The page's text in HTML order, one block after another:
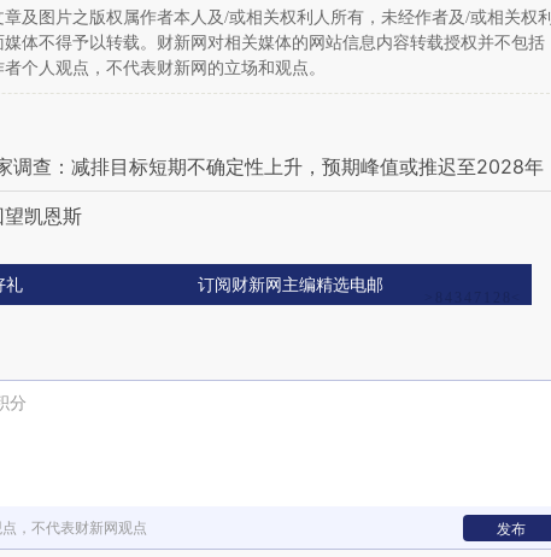
及图片之版权属作者本人及/或相关权利人所有，未经作者及/或相关权利
体不得予以转载。财新网对相关媒体的网站信息内容转载授权并不包括
个人观点，不代表财新网的立场和观点。
调查：减排目标短期不确定性上升，预期峰值或推迟至2028年
凯恩斯
礼 订阅财新网主编精选电邮
分
，不代表财新网观点 发布